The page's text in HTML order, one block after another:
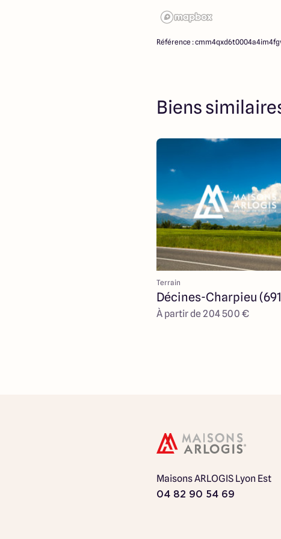
Référence :
Biens
Terrain
Décines-Charpieu
À partir de 204 500 €
Maisons ARLOGIS Lyon Est
04 82 90 54 69